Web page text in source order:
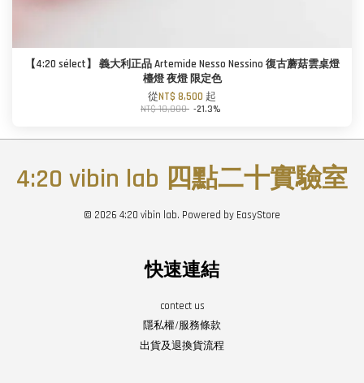
【4:20 sélect】 義大利正品 Artemide Nesso Nessino 復古蘑菇雲桌燈
檯燈 夜燈 限定色
從NT$ 8,500 起
NT$ 10,800 -21.3%
4:20 vibin lab 四點二十實驗室
© 2026 4:20 vibin lab. Powered by EasyStore
快速連結
contect us
隱私權/服務條款
出貨及退換貨流程